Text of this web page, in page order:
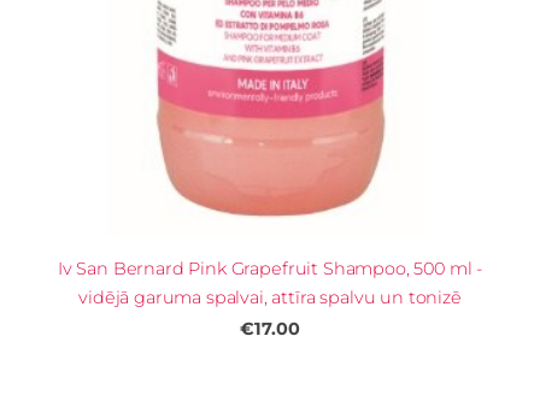
Iv San Bernard Pink Grapefruit Shampoo, 500 ml -
vidējā garuma spalvai, attīra spalvu un tonizē
€17.00